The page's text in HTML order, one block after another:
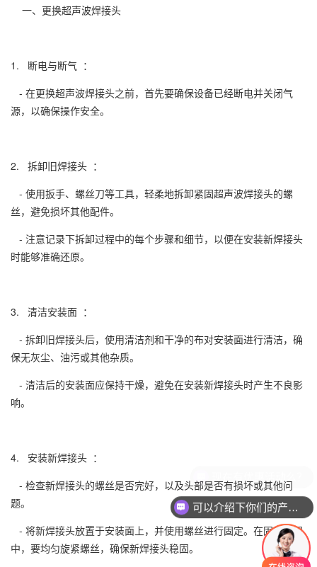
一、更换超声波焊接头
1. 断电与断气 ：
- 在更换超声波焊接头之前，首先要确保设备已经断电并关闭气
源，以确保操作安全。
2. 拆卸旧焊接头 ：
- 使用扳手、螺丝刀等工具，轻柔地拆卸紧固超声波焊接头的螺
丝，避免损坏其他配件。
- 注意记录下拆卸过程中的每个步骤和细节，以便在安装新焊接头
时能够准确还原。
3. 清洁安装面 ：
- 拆卸旧焊接头后，使用清洁剂和干净的布对安装面进行清洁，确
保无灰尘、油污或其他杂质。
- 清洁后的安装面应保持干燥，避免在安装新焊接头时产生不良影
响。
4. 安装新焊接头 ：
- 检查新焊接头的螺丝是否完好，以及头部是否有损坏或其他问
题。
- 将新焊接头放置于安装面上，并使用螺丝进行固定。在固定过程
中，要均匀旋紧螺丝，确保新焊接头稳固。